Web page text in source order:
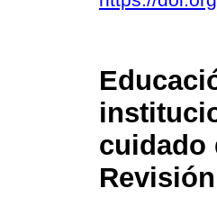
cuidado